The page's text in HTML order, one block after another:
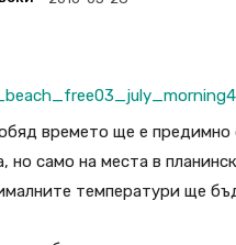
времето ще е предимно
но само на места в
температури ще